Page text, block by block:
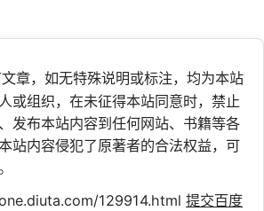
章，如无特殊说明或标注，均为本站
或组织，在未征得本站同意时，禁止
发布本站内容到任何网站、书籍等各
站内容侵犯了原著者的合法权益，可
129914.html 提交百度